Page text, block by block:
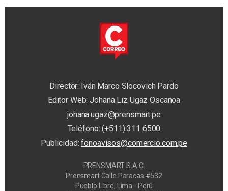
Director: Iván Marco Slocovich Pardo
Editor Web: Johana Liz Ugaz Oscanoa
johana.ugaz@prensmart.pe
Teléfono: (+511) 311 6500
Publicidad:fonoavisos@comercio.com.pe
PRENSMART S.A.C.
Prensmart Calle Paracas #532
Pueblo Libre, Lima - Perú